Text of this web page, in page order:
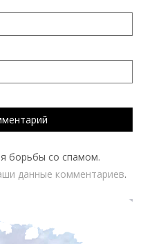
борьбы со спамом.
данные комментариев.